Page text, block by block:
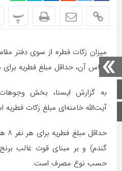
صفحه اصلی
اینستاگرام
پ
میزان زکات فطره از سوی دفتر
اساس آن، حداقل مبلغ فطریه برای هر نفر ۸ هزار
به گزارش ایسنا، بخش
آیت‌الله خامنه‌ای مبلغ زکات فطریه
گندم) و بر مبنای قوت غالب
حسب نوع مصرف است.